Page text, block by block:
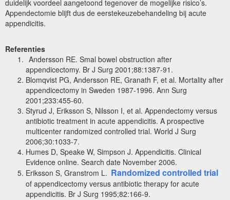
duidelijk voordeel aangetoond tegenover de mogelijke risico’s.
Appendectomie blijft dus de eerstekeuzebehandeling bij acute
appendicitis.
Referenties
Andersson RE. Smal bowel obstruction after
appendicectomy. Br J Surg 2001;88:1387-91.
Blomqvist PG, Andersson RE, Granath F, et al. Mortality after
appendicectomy in Sweden 1987-1996. Ann Surg
2001;233:455-60.
Styrud J, Eriksson S, Nilsson I, et al. Appendectomy versus
antibiotic treatment in acute appendicitis. A prospective
multicenter randomized controlled trial. World J Surg
2006;30:1033-7.
Humes D, Speake W, Simpson J. Appendicitis. Clinical
Evidence online. Search date November 2006.
Eriksson S, Granstrom L. Randomized controlled trial
of appendicectomy versus antibiotic therapy for acute
appendicitis. Br J Surg 1995;82:166-9.